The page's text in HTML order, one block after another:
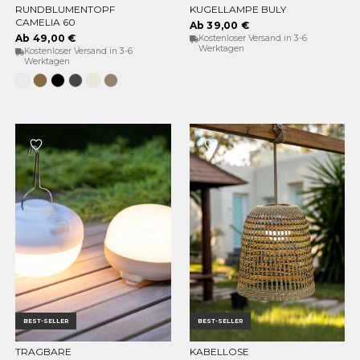
OPTIONEN WÄHLEN
RUNDBLUMENTOPF
CAMELIA 60
Ab 49,00 €
Kostenloser Versand in 3-6
Werktagen
WeissBronzeSchwarz
Anthrazit
Opak-
Beige
Taupe
OPTIONEN WÄHLEN
KUGELLAMPE BULY
Ab 39,00 €
Kostenloser Versand in 3-6
Werktagen
BEST-SELLER
OPTIONEN WÄHLEN
TRAGBARE
BEST-SELLER
IN DEN WARENKORB
KABELLOSE